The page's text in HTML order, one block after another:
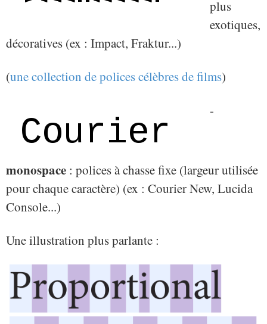
plus
exotiques,
décoratives (ex : Impact, Fraktur...)
(une collection de polices célèbres de films)
-
monospace : polices à chasse fixe (largeur utilisée
pour chaque caractère) (ex : Courier New, Lucida
Console...)
Une illustration plus parlante :